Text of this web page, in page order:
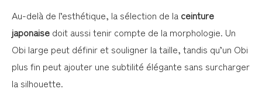
Au-delà de l’esthétique, la sélection de la ceinture
japonaise doit aussi tenir compte de la morphologie. Un
Obi large peut définir et souligner la taille, tandis qu’un Obi
plus fin peut ajouter une subtilité élégante sans surcharger
la silhouette.